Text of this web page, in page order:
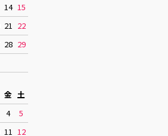
14 15
21
22
28 29
金 土
4
5
11 12